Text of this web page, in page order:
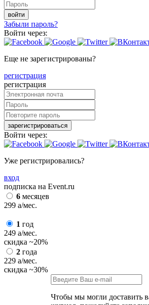
войти
Забыли пароль?
Войти через:
Еще не зарегистрированы?
регистрация
регистрация
зарегистрироваться
Войти через:
Уже регистрировались?
вход
подписка на Event.ru
6 месяцев
299 a/мес.
1 год
249 a/мес.
скидка ~20%
2 года
229 a/мес.
скидка ~30%
Чтобы мы могли доставить